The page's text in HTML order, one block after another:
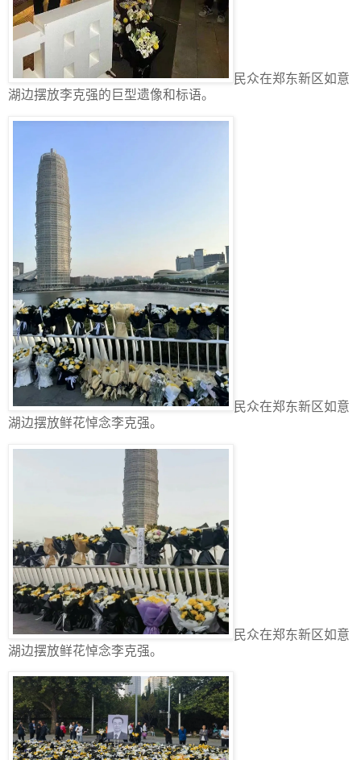
民众在郑东新区如意
湖边摆放李克强的巨型遗像和标语。
民众在郑东新区如意
湖边摆放鲜花悼念李克强。
民众在郑东新区如意
湖边摆放鲜花悼念李克强。